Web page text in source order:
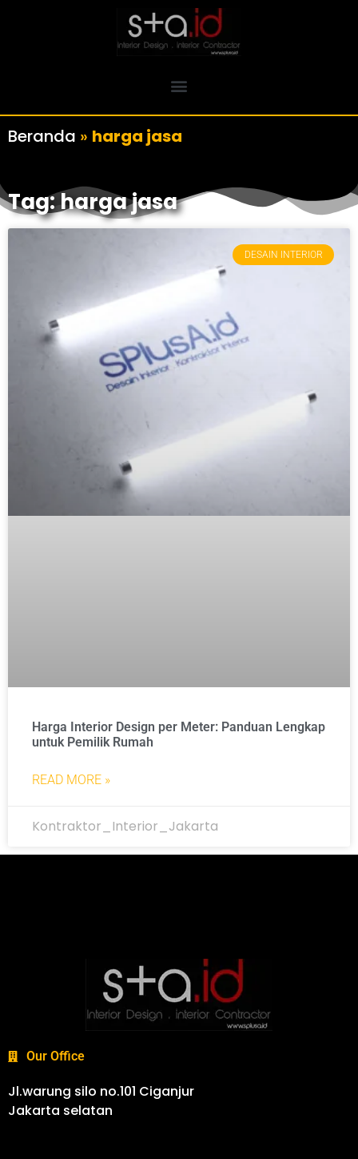
Beranda » harga jasa
Tag: harga jasa
DESAIN INTERIOR
Harga Interior Design per Meter: Panduan Lengkap
untuk Pemilik Rumah
READ MORE »
Kontraktor_Interior_Jakarta
Our Office
Jl.warung silo no.101 Ciganjur
Jakarta selatan